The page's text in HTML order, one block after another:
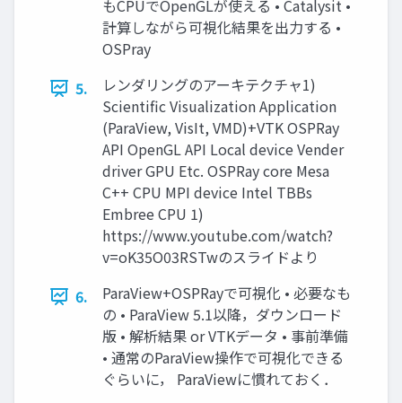
もCPUでOpenGLが使える • Catalysit •
計算しながら可視化結果を出⼒する •
OSPray
5.
レンダリングのアーキテクチャ1)
Scientific Visualization Application
(ParaView, VisIt, VMD)+VTK OSPRay
API OpenGL API Local device Vender
driver GPU Etc. OSPRay core Mesa
C++ CPU MPI device Intel TBBs
Embree CPU 1)
https://www.youtube.com/watch?
v=oK35O03RSTwのスライドより
6.
ParaView+OSPRayで可視化 • 必要なも
の • ParaView 5.1以降，ダウンロード
版 • 解析結果 or VTKデータ • 事前準備
• 通常のParaView操作で可視化できる
ぐらいに， ParaViewに慣れておく．